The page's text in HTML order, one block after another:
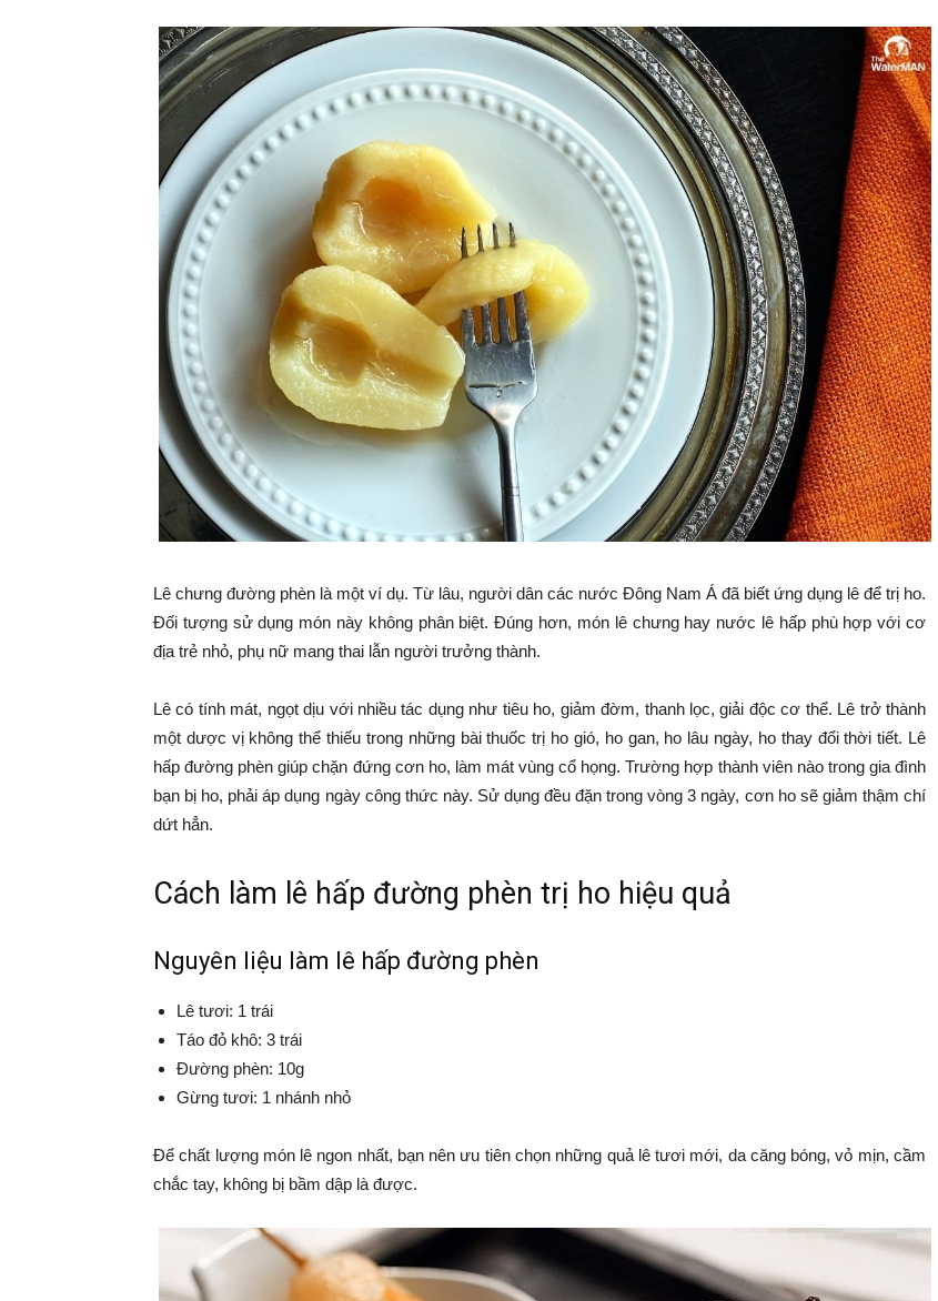
Lê chưng đường phèn là một ví dụ. Từ lâu, người dân các nước Đông Nam Á đã biết ứng dụng lê để trị ho.
Đối tượng sử dụng món này không phân biệt. Đúng hơn, món lê chưng hay nước lê hấp phù hợp với cơ
địa trẻ nhỏ, phụ nữ mang thai lẫn người trưởng thành.
Lê có tính mát, ngọt dịu với nhiều tác dụng như tiêu ho, giảm đờm, thanh lọc, giải độc cơ thể. Lê trở thành
một dược vị không thể thiếu trong những bài thuốc trị ho gió, ho gan, ho lâu ngày, ho thay đổi thời tiết. Lê
hấp đường phèn giúp chặn đứng cơn ho, làm mát vùng cổ họng. Trường hợp thành viên nào trong gia đình
bạn bị ho, phải áp dụng ngày công thức này. Sử dụng đều đặn trong vòng 3 ngày, cơn ho sẽ giảm thậm chí
dứt hẳn.
Cách làm lê hấp đường phèn trị ho hiệu quả
Nguyên liệu làm lê hấp đường phèn
Lê tươi: 1 trái
Táo đỏ khô: 3 trái
Đường phèn: 10g
Gừng tươi: 1 nhánh nhỏ
Để chất lượng món lê ngon nhất, bạn nên ưu tiên chọn những quả lê tươi mới, da căng bóng, vỏ mịn, cầm
chắc tay, không bị bầm dập là được.